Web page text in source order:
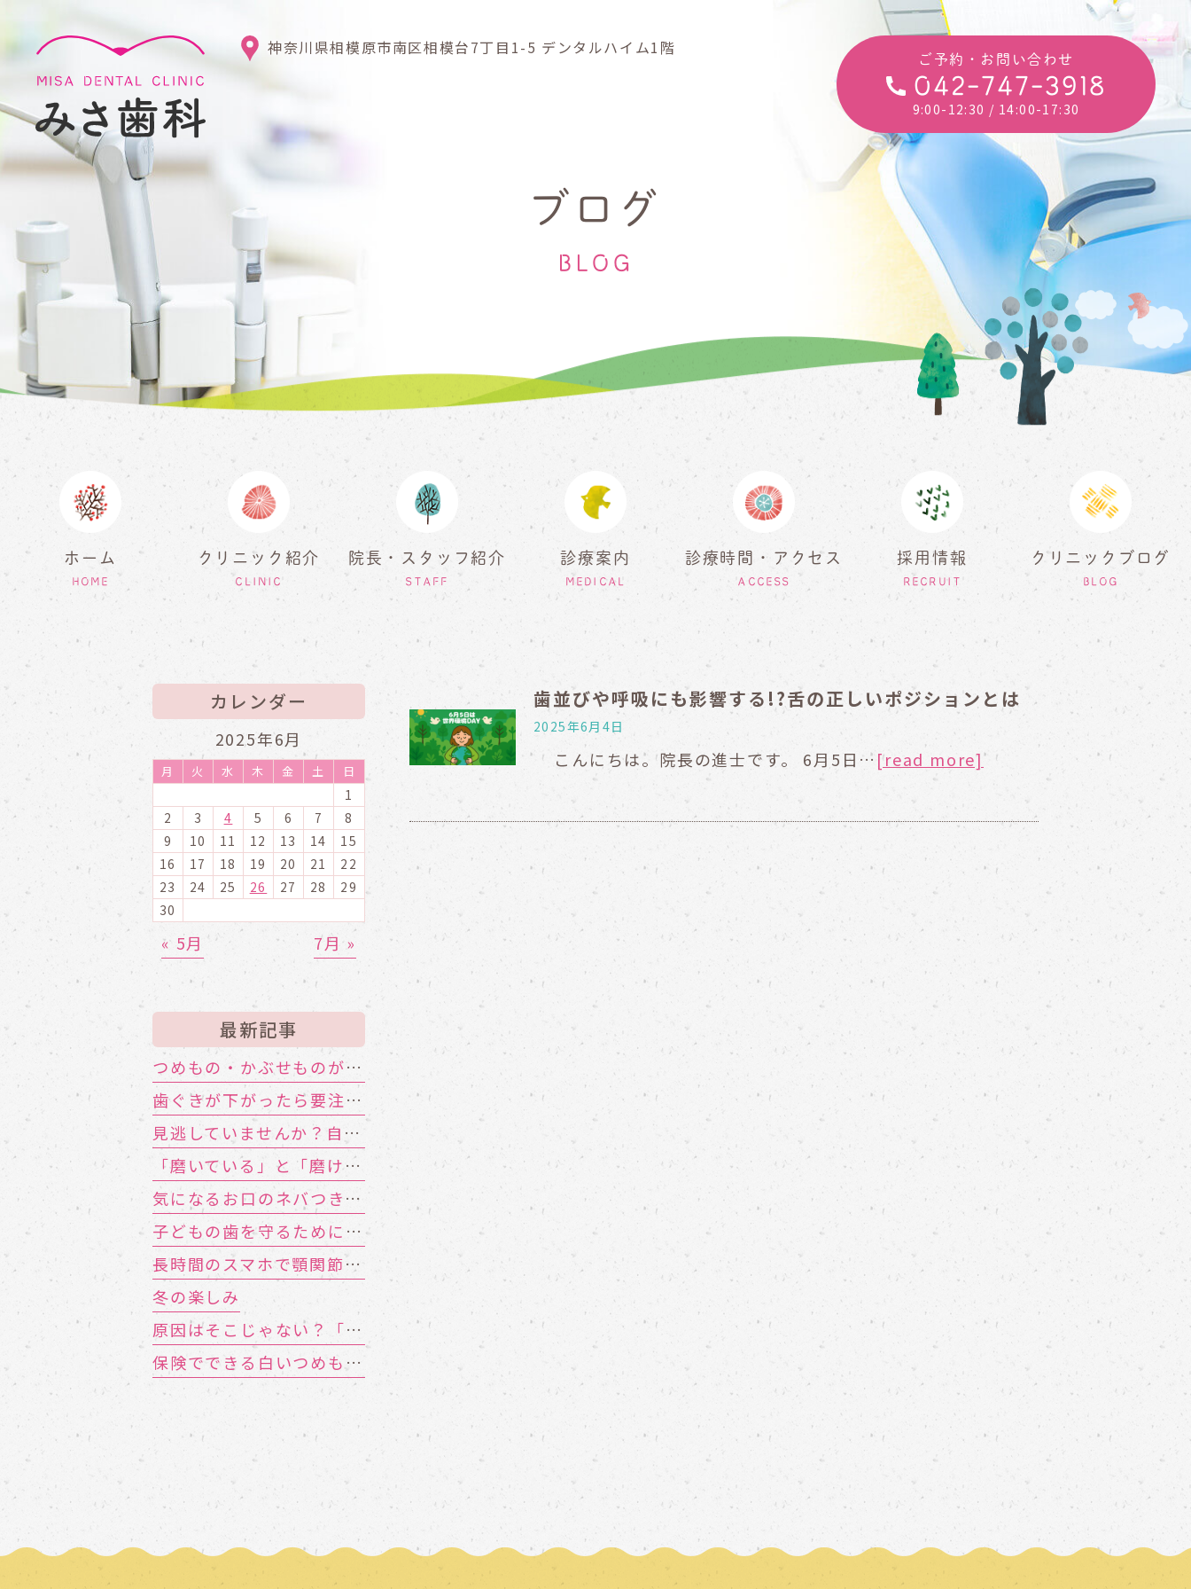
神奈川県相模原市南区相模台7丁目1-5 デンタルハイム1階
ご予約・お問い合わせ
042-747-3918
9:00-12:30 / 14:00-17:30
ブログ
BLOG
ホーム
HOME
クリニック紹介
CLINIC
院長・スタッフ紹介
STAFF
診療案内
MEDICAL
診療時間・アクセス
ACCESS
採用情報
RECRUIT
クリニックブログ
BLOG
歯並びや呼吸にも影響する!?舌の正しいポジションとは
2025年6月4日
こんにちは。院長の進士です。 6月5日… [read more]
カレンダー
2025年6月
月 火 水 木 金 土 日
1
2
3 4 5 6 7
8
9
10 11 12 13 14
15
16
17 18 19 20 21
22
23
24 25 26 27 28
29
30
« 5月 7月 »
最新記事
つめもの・かぶせものが外れる！ その寿命と原因は？
歯ぐきが下がったら要注意！大人に多い根元むし歯
見逃していませんか？自分や家族のお口の機能低下のサイン
「磨いている」と「磨けている」は別物!?歯ブラシが届かない汚れの対策
気になるお口のネバつき、放置しても大丈夫？
子どもの歯を守るために 知っておきたい「むし歯の4要素」
長時間のスマホで顎関節症に!? お口のトラブルを招く「TCH（歯列接触癖）」とは
冬の楽しみ
原因はそこじゃない？「歯の痛み」の意外な落とし穴
保険でできる白いつめもの「CR（コンポジットレジン）」とは？